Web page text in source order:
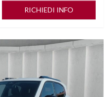
RICHIEDI INFO